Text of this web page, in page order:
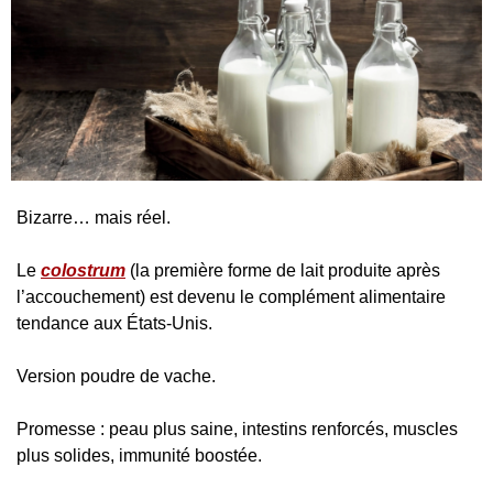
Bizarre… mais réel.
Le colostrum (la première forme de lait produite après
l’accouchement) est devenu le complément alimentaire
tendance aux États-Unis.
Version poudre de vache.
Promesse : peau plus saine, intestins renforcés, muscles
plus solides, immunité boostée.